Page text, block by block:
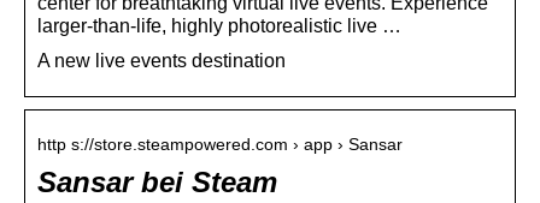
larger-than-life, highly photorealistic live …
A new live events destination
http s://store.steampowered.com › app › Sansar
Sansar bei Steam